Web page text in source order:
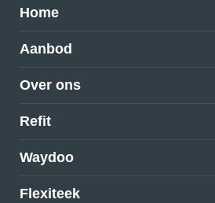
Home
Aanbod
Over ons
Refit
Waydoo
Flexiteek